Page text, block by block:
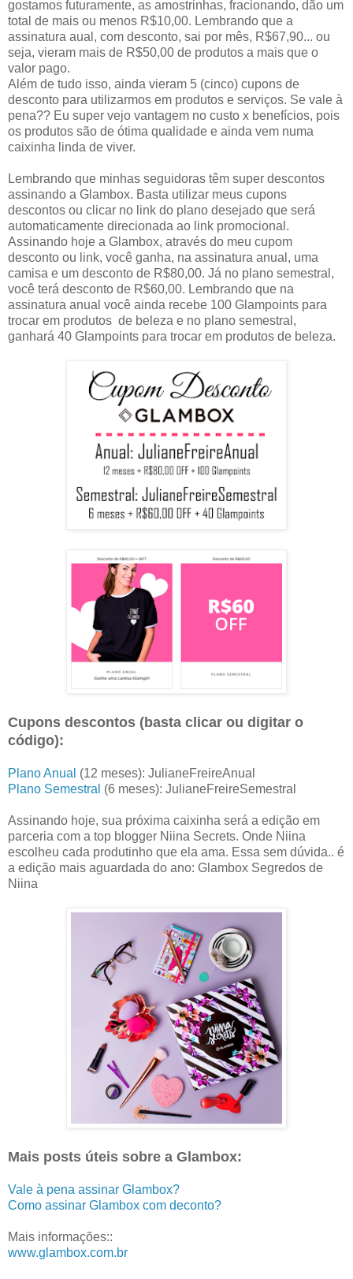
gostamos futuramente, as amostrinhas, fracionando, dão um
total de mais ou menos R$10,00. Lembrando que a
assinatura aual, com desconto, sai por mês, R$67,90... ou
seja, vieram mais de R$50,00 de produtos a mais que o
valor pago.
Além de tudo isso, ainda vieram 5 (cinco) cupons de
desconto para utilizarmos em produtos e serviços. Se vale à
pena?? Eu super vejo vantagem no custo x benefícios, pois
os produtos são de ótima qualidade e ainda vem numa
caixinha linda de viver.
Lembrando que minhas seguidoras têm super descontos
assinando a Glambox. Basta utilizar meus cupons
descontos ou clicar no link do plano desejado que será
automaticamente direcionada ao link promocional.
Assinando hoje a Glambox, através do meu cupom
desconto ou link, você ganha, na assinatura anual, uma
camisa e um desconto de R$80,00. Já no plano semestral,
você terá desconto de R$60,00. Lembrando que na
assinatura anual você ainda recebe 100 Glampoints para
trocar em produtos de beleza e no plano semestral,
ganhará 40 Glampoints para trocar em produtos de beleza.
Cupons descontos (basta clicar ou digitar o
código):
Plano Anual (12 meses): JulianeFreireAnual
Plano Semestral (6 meses): JulianeFreireSemestral
Assinando hoje, sua próxima caixinha será a edição em
parceria com a top blogger Niina Secrets. Onde Niina
escolheu cada produtinho que ela ama. Essa sem dúvida.. é
a edição mais aguardada do ano: Glambox Segredos de
Niina
Mais posts úteis sobre a Glambox:
Vale à pena assinar Glambox?
Como assinar Glambox com deconto?
Mais informações::
www.glambox.com.br